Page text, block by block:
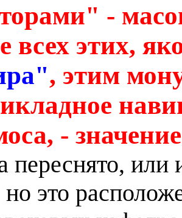
-
всех этих,
, этим
-
переснято,
но это